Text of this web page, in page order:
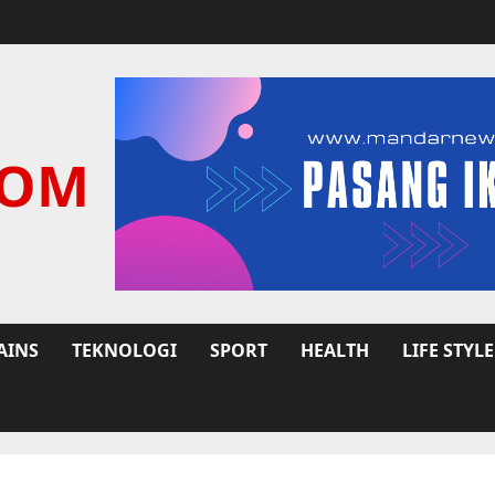
TEKNOLOGI SPORT HEALTH LIFE STYLE